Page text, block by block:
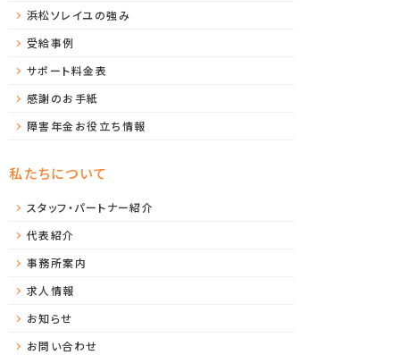
浜松ソレイユの強み
受給事例
サポート料金表
感謝のお手紙
障害年金お役立ち情報
私たちについて
スタッフ・パートナー紹介
代表紹介
事務所案内
求人情報
お知らせ
お問い合わせ